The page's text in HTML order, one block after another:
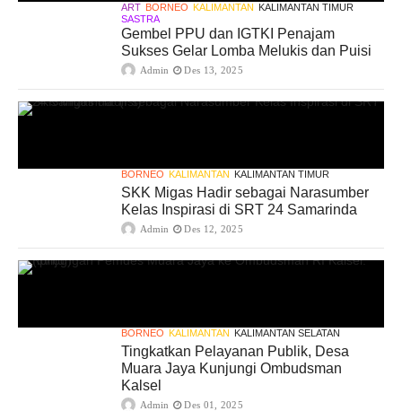
ART BORNEO KALIMANTAN KALIMANTAN TIMUR
SASTRA
Gembel PPU dan IGTKI Penajam
Sukses Gelar Lomba Melukis dan Puisi
Admin Des 13, 2025
BORNEO KALIMANTAN KALIMANTAN TIMUR
SKK Migas Hadir sebagai Narasumber
Kelas Inspirasi di SRT 24 Samarinda
Admin Des 12, 2025
BORNEO KALIMANTAN KALIMANTAN SELATAN
Tingkatkan Pelayanan Publik, Desa
Muara Jaya Kunjungi Ombudsman
Kalsel
Admin Des 01, 2025